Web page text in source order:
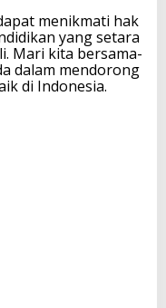
menikmati hak
yang setara
Mari kita bersama-
dalam mendorong
di Indonesia.